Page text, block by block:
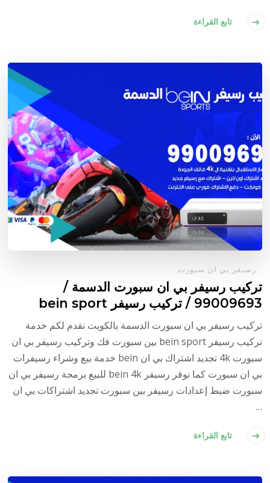
تابع القراءة
رسيفر بي ان سبورت
تركيب رسيفر بي ان سبورت الدسمة /
99009693 / تركيب رسيفر bein sport
تركيب رسيفر بي ان سبورت الدسمة بالكويت نقدم لكم خدمة
تركيب رسيفر bein sport بين سبورت فك وتركيب رسيفر بي ان
سبورت 4k تجديد اشتراك بي ان bein خدمة بيع وشراء رسيفرات
بي ان سبورت كما نوفر رسيفر bein 4k للبيع برمجة رسيفر بي ان
سبورت ضبط إعدادات رسيفر بين سبورت تجديد اشتراكات بي ان
…
تابع القراءة